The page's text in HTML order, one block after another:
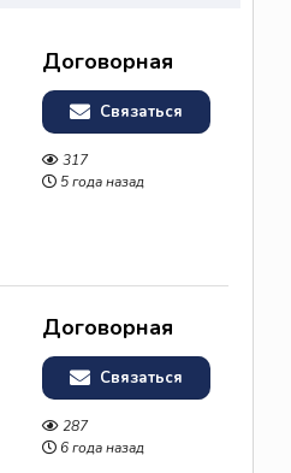
Договорная
Связаться
317
5 года назад
Договорная
Связаться
287
6 года назад